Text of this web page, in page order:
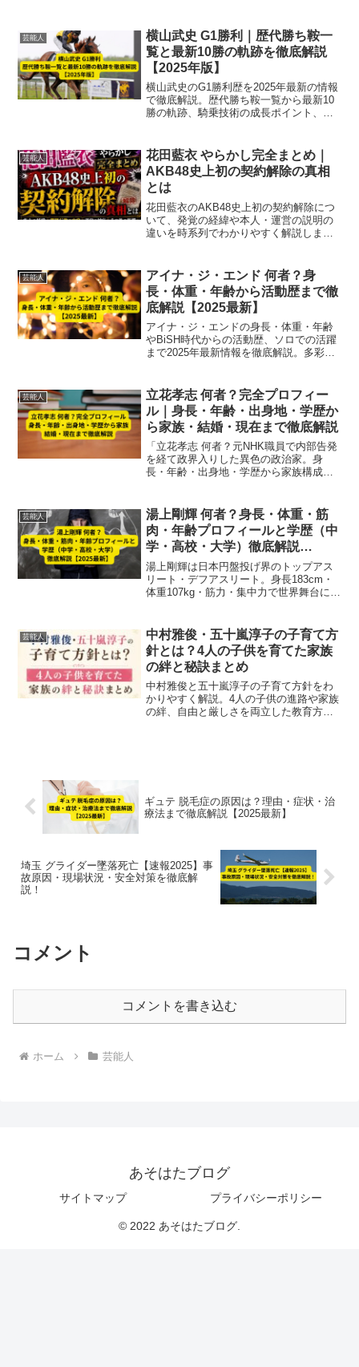
芸能人
横山武史 G1勝利｜歴代勝ち鞍一
覧と最新10勝の軌跡を徹底解説
【2025年版】
横山武史のG1勝利歴を2025年最新の情報
で徹底解説。歴代勝ち鞍一覧から最新10
勝の軌跡、騎乗技術の成長ポイント、通
記念・ジャパンカップなど主要レースの
内容も一挙紹介。
芸能人
花田藍衣 やらかし完全まとめ｜
AKB48史上初の契約解除の真相
とは
花田藍衣のAKB48史上初の契約解除につ
いて、発覚の経緯や本人・運営の説明の
違いを時系列でわかりやすく解説しま
芸能人
アイナ・ジ・エンド 何者？身
長・体重・年齢から活動歴まで徹
底解説【2025最新】
アイナ・ジ・エンドの身長・体重・年齢
やBiSH時代からの活動歴、ソロでの活躍
まで2025年最新情報を徹底解説。多彩な
芸能人
立花孝志 何者？完全プロフィー
ル｜身長・年齢・出身地・学歴か
ら家族・結婚・現在まで徹底解説
「立花孝志 何者？元NHK職員で内部告発
を経て政界入りした異色の政治家。身
長・年齢・出身地・学歴から家族構成・
芸能人
湯上剛輝 何者？身長・体重・筋
肉・年齢プロフィールと学歴（中
学・高校・大学）徹底解説
【2025最新】
湯上剛輝は日本円盤投げ界のトップアス
リート・デフアスリート。身長183cm・
体重107kg・筋力・集中力で世界舞台に挑
芸能人
中村雅俊・五十嵐淳子の子育て方
針とは？4人の子供を育てた家族
の絆と秘訣まとめ
中村雅俊と五十嵐淳子の子育て方針をわ
かりやすく解説。4人の子供の進路や家族
の絆、自由と厳しさを両立した教育方
ギュテ 脱毛症の原因は？理由・症状・治
療法まで徹底解説【2025最新】
埼玉 グライダー墜落死亡【速報2025】事
故原因・現場状況・安全対策を徹底解
説！
コメント
コメントを書き込む
ホーム 芸能人
あそはたブログ
サイトマップ プライバシーポリシー
© 2022 あそはたブログ.